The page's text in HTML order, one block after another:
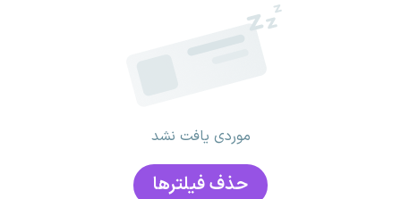
موردی یافت نشد
حذف فیلتر‌ها